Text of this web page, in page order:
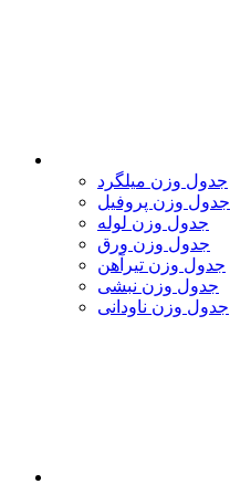
جدول وزن میلگرد
جدول وزن پروفیل
جدول وزن لوله
جدول وزن ورق
جدول وزن تیرآهن
جدول وزن نبشی
جدول وزن ناودانی